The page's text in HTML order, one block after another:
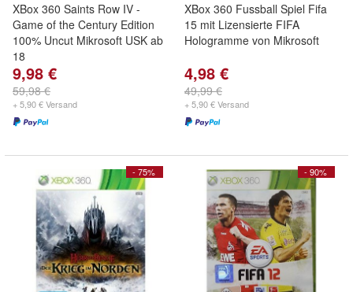
XBox 360 Saints Row IV -
Game of the Century Edition
100% Uncut Mikrosoft USK ab
18
9,98 €
59,98 €
+ 5,90 € Versand
XBox 360 Fussball Spiel Fifa
15 mit Lizensierte FIFA
Hologramme von Mikrosoft
4,98 €
49,99 €
+ 5,90 € Versand
- 75% - 90%